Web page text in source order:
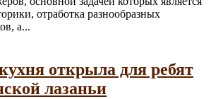
отработка разнообразных
а...
открыла для ребят
лазаньи